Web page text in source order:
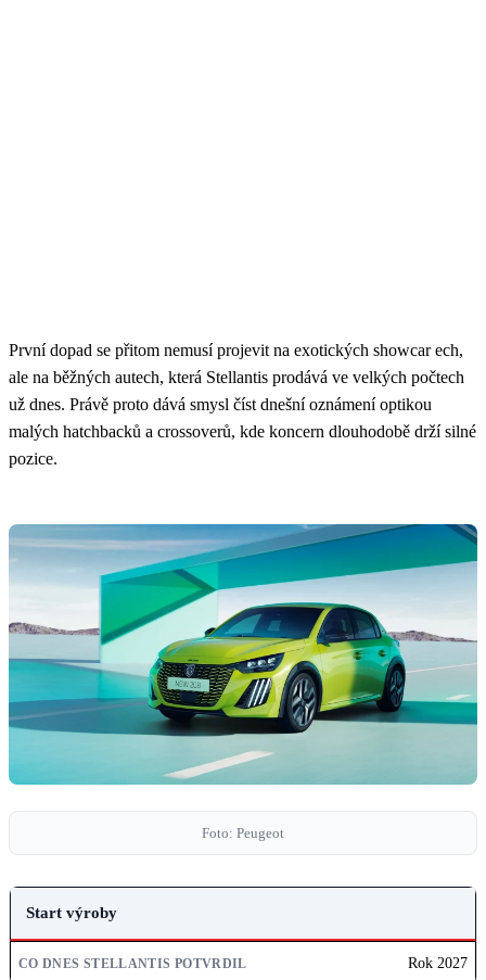
První dopad se přitom nemusí projevit na exotických showcar ech,
ale na běžných autech, která Stellantis prodává ve velkých počtech
už dnes. Právě proto dává smysl číst dnešní oznámení optikou
malých hatchbacků a crossoverů, kde koncern dlouhodobě drží silné
pozice.
Foto: Peugeot
PARAMETR
CO DNES STELLANTIS POTVRDIL
Start výroby
Rok 2027